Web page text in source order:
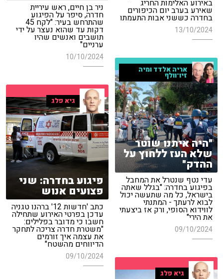
באירוע האלימות החריג
שאירע בערב יום הכיפורים
בחדרה כששני אבות התעמתו
13/10/2024
ניר בן חיים, ראש עיריית
חדרה, סיפר על הפיגוע
שהתרחש בעיר: "לקח 45
דקות עד שהוא נעצר על ידי
תושבים ואנשים שהיו
ערניים"
10/10/2024
אריה אלדד ומיה
זיו־וולף
"היה איתנו שוטר
שלא העז ללחוץ על
ההדק"
עדי נטף שנטרל את המחבל
בפיגוע בחדרה: "בגלל שאתה
בישראל, כל מה שתעשה יכול
לבוא לרעתך - המתנתי
לווידוא הסופי, ורק אז ביצעתי
את הירי"
09/10/2024
גיא פלג
פיגוע בחדרה: שני
פצועים אנוש
כתב 'חדשות 12' ברהנו טגניה
עדכן בפרטי האירוע שתחילה
חשבו כי מדובר בפלילים:
"משטרת חדרה צריכה לתחקר
את עצמה איך זורמים
הדיווחים מהשטח"
09/10/2024
גיא פלג